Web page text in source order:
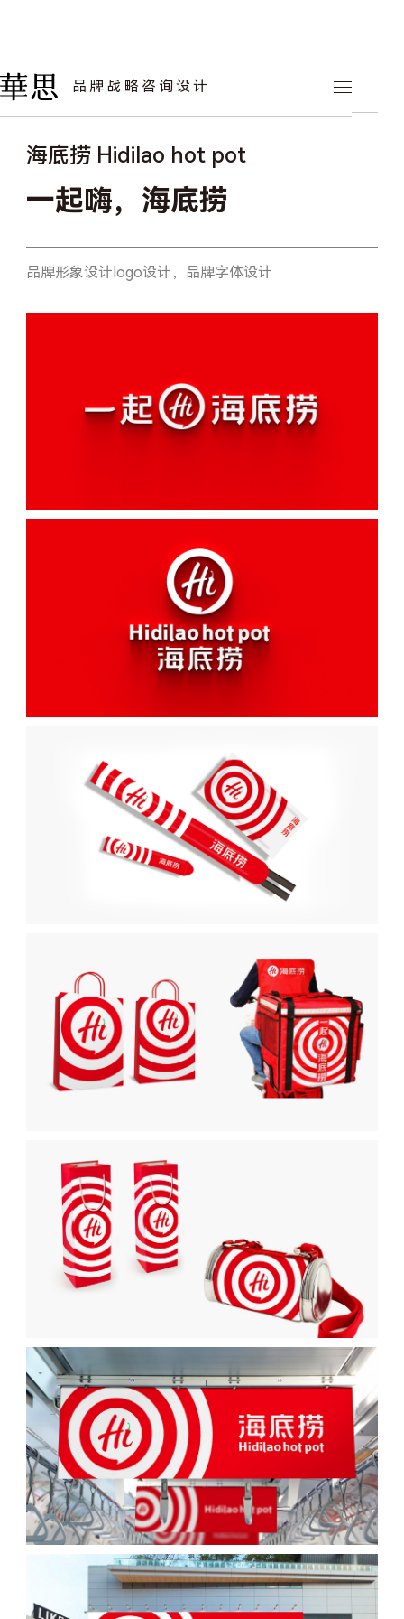
品牌战略咨询设计
华思案例 餐饮品牌
海底捞 Hidilao hot pot
一起嗨，海底捞
品牌形象设计 logo设计，品牌字体设计